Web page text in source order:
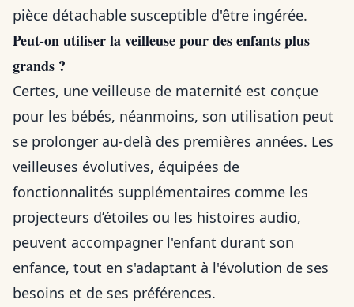
pièce détachable susceptible d'être ingérée.
Peut-on utiliser la veilleuse pour des enfants plus
grands ?
Certes, une veilleuse de maternité est conçue
pour les bébés, néanmoins, son utilisation peut
se prolonger au-delà des premières années. Les
veilleuses évolutives, équipées de
fonctionnalités supplémentaires comme les
projecteurs d’étoiles ou les histoires audio,
peuvent accompagner l'enfant durant son
enfance, tout en s'adaptant à l'évolution de ses
besoins et de ses préférences.